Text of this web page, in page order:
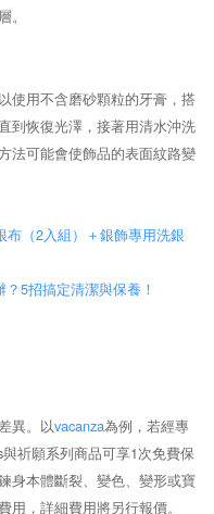
使用不含磨砂顆粒的牙膏，搭
到恢復光澤，接著用清水沖洗
法可能會使飾品的表面紋路變
布（2入組）＋銀飾專用洗銀
5招搞定清潔與保養！
異。以vacanza為例，若經專
祈願系列商品可享1次免費保
身本體斷裂、變色、變形或寶
，詳細費用將另行報價。